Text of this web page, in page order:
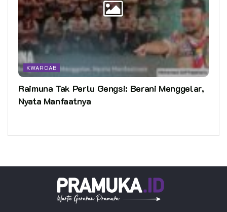
KWARCAB
Raimuna Tak Perlu Gengsi: Berani Menggelar,
Nyata Manfaatnya